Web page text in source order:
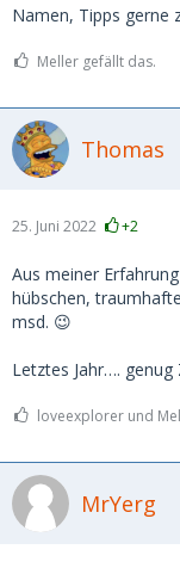
Namen, Tipps gerne
Meller gefällt das.
Thomas
25. Juni 2022 +2
Aus meiner
hübschen,
msd. 😉
Letztes Jahr….
loveexplorer und
MrYerg